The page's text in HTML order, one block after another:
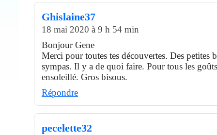
Ghislaine37
18 mai 2020 à 9 h 54 min
Bonjour Gene
Merci pour toutes tes découvertes. Des petites
sympas. Il y a de quoi faire. Pour tous les
ensoleillé. Gros bisous.
Répondre
pecelette32